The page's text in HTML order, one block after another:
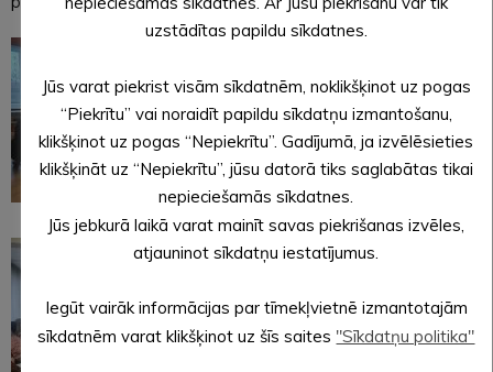
uzstādītas papildu sīkdatnes.
Jūs varat piekrist visām sīkdatnēm, noklikšķinot uz pogas
“Piekrītu” vai noraidīt papildu sīkdatņu izmantošanu,
klikšķinot uz pogas “Nepiekrītu”. Gadījumā, ja izvēlēsieties
klikšķināt uz “Nepiekrītu”, jūsu datorā tiks saglabātas tikai
nepieciešamās sīkdatnes.
Jūs jebkurā laikā varat mainīt savas piekrišanas izvēles,
atjauninot sīkdatņu iestatījumus.
Iegūt vairāk informācijas par tīmekļvietnē izmantotajām
sīkdatnēm varat klikšķinot uz šīs saites "Sīkdatņu politika"